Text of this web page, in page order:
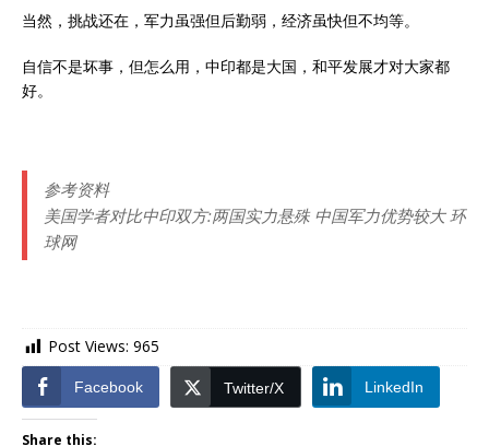
当然，挑战还在，军力虽强但后勤弱，经济虽快但不均等。
自信不是坏事，但怎么用，中印都是大国，和平发展才对大家都
好。
参考资料
美国学者对比中印双方:两国实力悬殊 中国军力优势较大 环
球网
Post Views: 965
Facebook Twitter/X LinkedIn
Share this: